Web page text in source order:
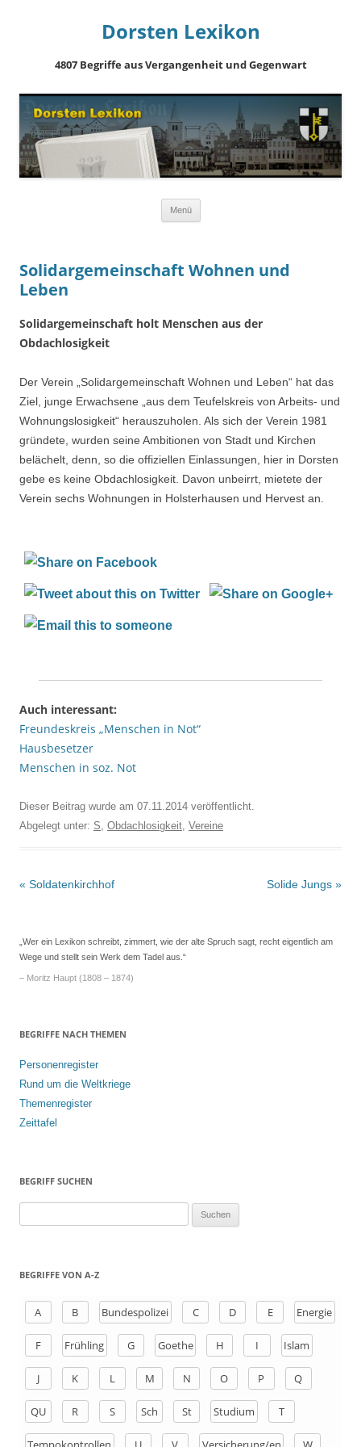
Dorsten Lexikon
4807 Begriffe aus Vergangenheit und Gegenwart
Menü
Solidargemeinschaft Wohnen und
Leben
Solidargemeinschaft holt Menschen aus der
Obdachlosigkeit
Der Verein „Solidargemeinschaft Wohnen und Leben“ hat das
Ziel, junge Erwachsene „aus dem Teufelskreis von Arbeits- und
Wohnungslosigkeit“ herauszuholen. Als sich der Verein 1981
gründete, wurden seine Ambitionen von Stadt und Kirchen
belächelt, denn, so die offiziellen Einlassungen, hier in Dorsten
gebe es keine Obdachlosigkeit. Davon unbeirrt, mietete der
Verein sechs Wohnungen in Holsterhausen und Hervest an.
Auch interessant:
Freundeskreis „Menschen in Not“
Hausbesetzer
Menschen in soz. Not
Dieser Beitrag wurde am 07.11.2014 veröffentlicht.
Abgelegt unter: S Obdachlosigkeit Vereine
Beitrags-
« Soldatenkirchhof Solide Jungs »
„Wer ein Lexikon schreibt, zimmert, wie der alte Spruch sagt, recht eigentlich am
Wege und stellt sein Werk dem Tadel aus.“
– Moritz Haupt (1808 – 1874)
BEGRIFFE NACH THEMEN
Personenregister
Rund um die Weltkriege
Themenregister
Zeittafel
BEGRIFF SUCHEN
h
BEGRIFFE VON A-Z
A B Bundespolizei C D E Energie
F Frühling G Goethe H I Islam
J K L M N O P Q
QU R S Sch St Studium T